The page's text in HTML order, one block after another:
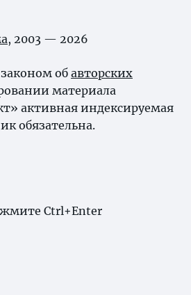
, 2003 — 2026
об авторских
материала
активная индексируемая
обязательна.
Ctrl+Enter